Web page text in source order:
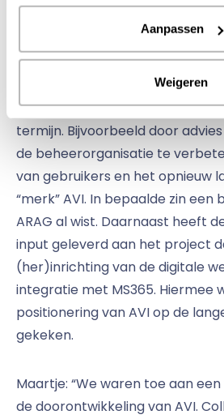
Aanpassen
Weigeren
Hoe nu verder?
De check-up heeft naast
op korte termijn, ook input
termijn. Bijvoorbeeld door
de beheerorganisatie te
van gebruikers en het opnieuw
“merk” AVI. In bepaalde zin een
ARAG al wist. Daarnaast heeft
input geleverd aan het project
(her)inrichting van de digitale
integratie met MS365. Hiermee
positionering van AVI op de
gekeken.
Maartje: “We waren toe aan
de doorontwikkeling van AVI.